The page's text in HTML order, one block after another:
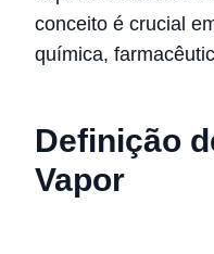
conceito é crucial
química,
Definição
Vapor